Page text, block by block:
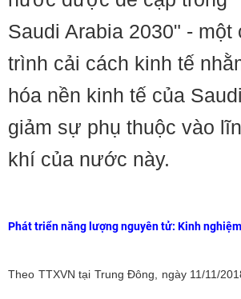
Saudi Arabia 2030" - một
trình cải cách kinh tế
hóa nền kinh tế của
giảm sự phụ thuộc vào
khí của nước này.
Phát triển năng lượng nguyên tử: Kinh
Theo TTXVN tại Trung Đông, ngày 11/11/